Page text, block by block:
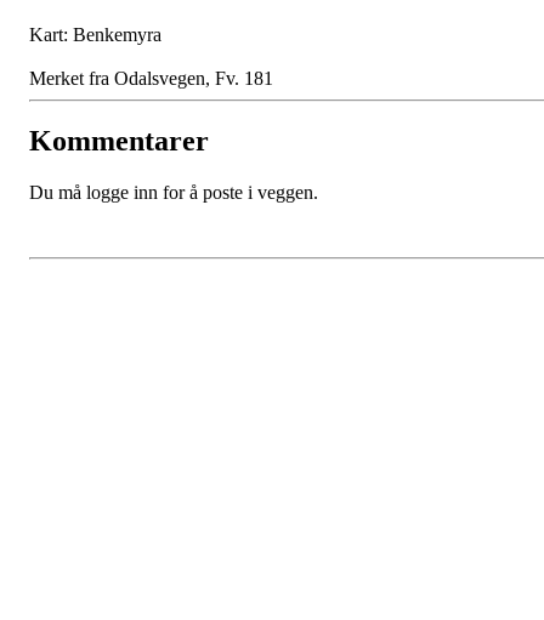
Kart: Benkemyra
Merket fra Odalsvegen, Fv. 181
Kommentarer
Du må logge inn for å poste i veggen.